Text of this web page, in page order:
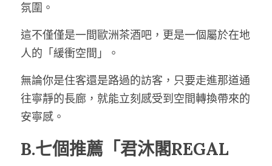
氛圍。
這不僅僅是一間歐洲茶酒吧，更是一個屬於在地
人的「緩衝空間」。
無論你是住客還是路過的訪客，只要走進那道通
往寧靜的長廊，就能立刻感受到空間轉換帶來的
安寧感。
B.七個推薦「君沐閣REGAL